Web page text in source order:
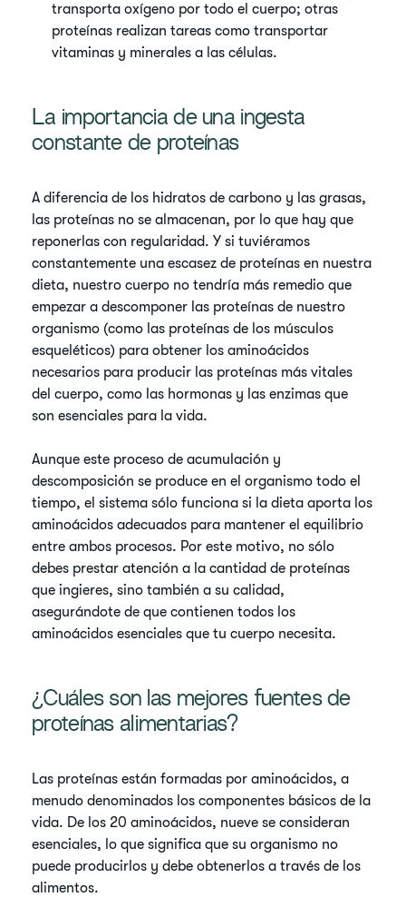
transporta oxígeno por todo el cuerpo; otras
proteínas realizan tareas como transportar
vitaminas y minerales a las células.
La importancia de una ingesta
constante de proteínas
A diferencia de los hidratos de carbono y las grasas,
las proteínas no se almacenan, por lo que hay que
reponerlas con regularidad. Y si tuviéramos
constantemente una escasez de proteínas en nuestra
dieta, nuestro cuerpo no tendría más remedio que
empezar a descomponer las proteínas de nuestro
organismo (como las proteínas de los músculos
esqueléticos) para obtener los aminoácidos
necesarios para producir las proteínas más vitales
del cuerpo, como las hormonas y las enzimas que
son esenciales para la vida.
Aunque este proceso de acumulación y
descomposición se produce en el organismo todo el
tiempo, el sistema sólo funciona si la dieta aporta los
aminoácidos adecuados para mantener el equilibrio
entre ambos procesos. Por este motivo, no sólo
debes prestar atención a la cantidad de proteínas
que ingieres, sino también a su calidad,
asegurándote de que contienen todos los
aminoácidos esenciales que tu cuerpo necesita.
¿Cuáles son las mejores fuentes de
proteínas alimentarias?
Las proteínas están formadas por aminoácidos, a
menudo denominados los componentes básicos de la
vida. De los 20 aminoácidos, nueve se consideran
esenciales, lo que significa que su organismo no
puede producirlos y debe obtenerlos a través de los
alimentos.